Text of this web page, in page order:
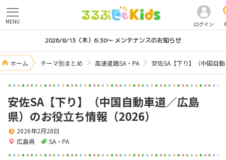
ログイン
MENU
2026/8/13（木）6:30～ メンテナンスのお知らせ
ホーム テーマ別まとめ 高速道路SA・PA 安佐SA【下り】（中国自
安佐SA【下り】（中国自動車道／広島
県）のお役立ち情報（2026）
広島県 SA・PA
2026年2月28日